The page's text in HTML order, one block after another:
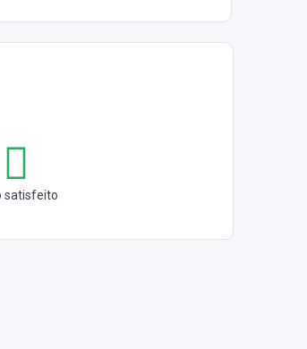
satisfeito